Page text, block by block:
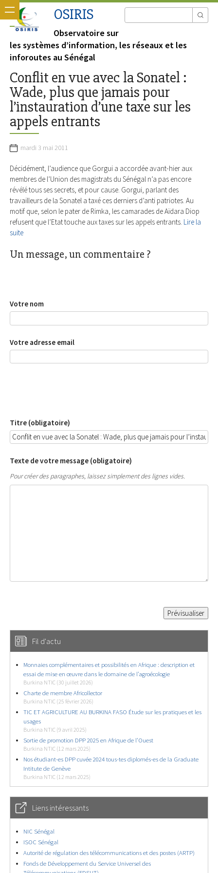
OSIRIS
Observatoire sur
les systèmes d’information, les réseaux et les
inforoutes au Sénégal
Conflit en vue avec la Sonatel :
Wade, plus que jamais pour
l’instauration d’une taxe sur les
appels entrants
mardi 3 mai 2011
Décidément, l’audience que Gorgui a accordée avant-hier aux
membres de l’Union des magistrats du Sénégal n’a pas encore
révélé tous ses secrets, et pour cause. Gorgui, parlant des
travailleurs de la Sonatel a taxé ces derniers d’anti patriotes. Au
motif que, selon le pater de Rimka, les camarades de Aïdara Diop
refusent que l’Etat touche aux taxes sur les appels entrants. Lire la
suite
Un message, un commentaire ?
Votre nom
Votre adresse email
Titre (obligatoire)
Texte de votre message (obligatoire)
Pour créer des paragraphes, laissez simplement des lignes vides.
Fil d'actu
Monnaies complémentaires et possibilités en Afrique : description et
essai de mise en œuvre dans le domaine de l’agroécologie
Burkina NTIC (30 juillet 2026)
Charte de membre Africollector
Burkina NTIC (25 février 2026)
TIC ET AGRICULTURE AU BURKINA FASO Étude sur les pratiques et les
usages
Burkina NTIC (9 avril 2025)
Sortie de promotion DPP 2025 en Afrique de l’Ouest
Burkina NTIC (12 mars 2025)
Nos étudiant-es DPP cuvée 2024 tous-tes diplomés-es de la Graduate
Intitute de Genève
Burkina NTIC (12 mars 2025)
Liens intéressants
NIC Sénégal
ISOC Sénégal
Autorité de régulation des télécommunications et des postes (ARTP)
Fonds de Développement du Service Universel des